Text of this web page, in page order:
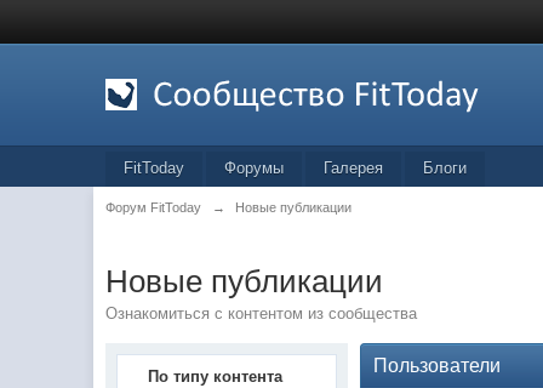
FitToday Форумы Галерея Блоги
Форум FitToday → Новые публикации
Новые публикации
Ознакомиться с контентом из сообщества
По типу контента
Пользователи